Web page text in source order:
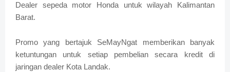
Dealer sepeda motor Honda untuk wilayah Kalimantan
Barat.
Promo yang bertajuk SeMayNgat memberikan banyak
ketuntungan untuk setiap pembelian secara kredit di
jaringan dealer Kota Landak.